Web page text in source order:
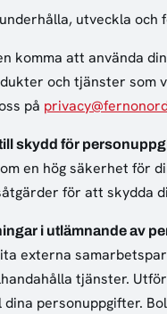
utveckla och
komma att använda
och tjänster som
på
skydd för
en hög säkerhet för
för att skydda
i utlämnande av
externa
tjänster.
personuppgifter.